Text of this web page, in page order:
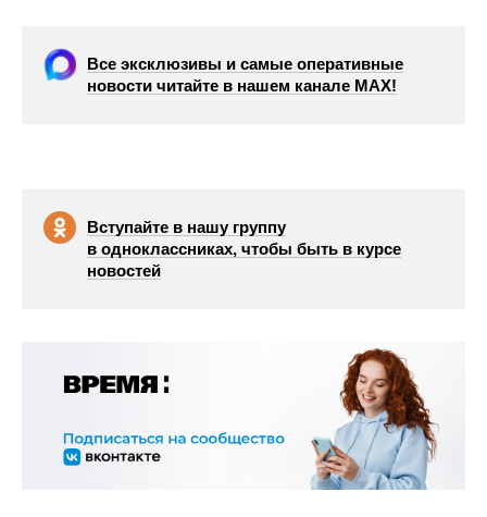
Все эксклюзивы и самые оперативные
новости читайте в нашем канале МАХ!
Вступайте в нашу группу
в одноклассниках, чтобы быть в курсе
новостей